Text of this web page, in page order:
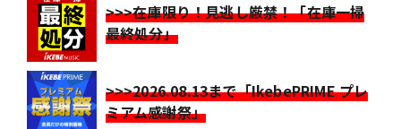
>>>在庫限り！見逃し厳禁！「在庫一掃
最終処分」
>>>2026.08.13まで「IkebePRIME プレ
ミアム感謝祭」